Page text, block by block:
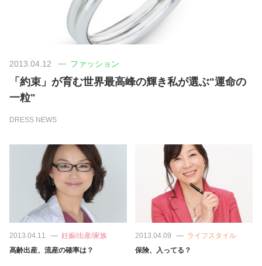
2013.04.12 ファッション
「約束」が育む世界最高峰の輝き私が選ぶ"運命の
一粒"
DRESS NEWS
2013.04.11
妊娠/出産/家族
高齢出産、流産の確率は？
2013.04.09
ライフスタイル
保険、入ってる？